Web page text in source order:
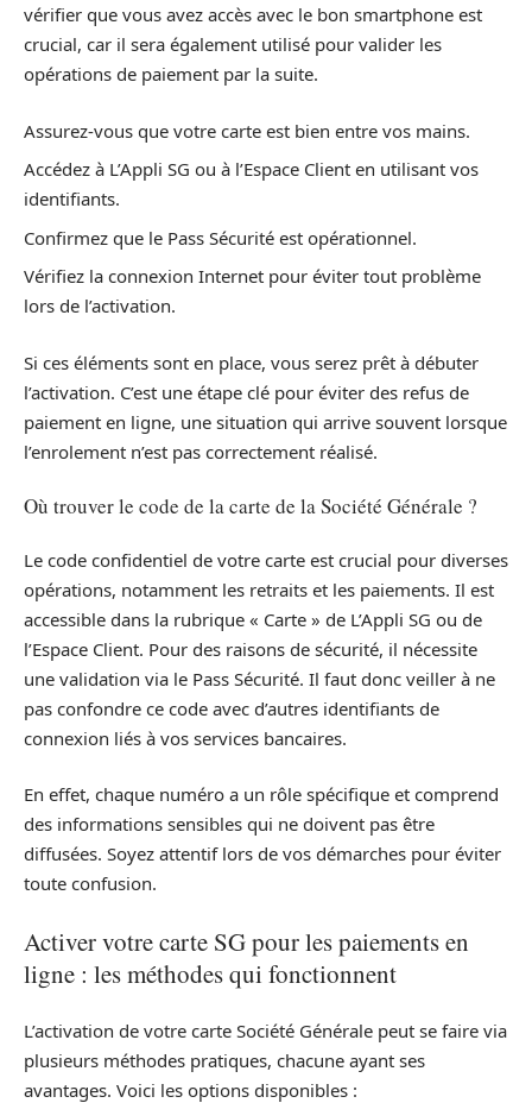
vérifier que vous avez accès avec le bon smartphone est
crucial, car il sera également utilisé pour valider les
opérations de paiement par la suite.
Assurez-vous que votre carte est bien entre vos mains.
Accédez à L’Appli SG ou à l’Espace Client en utilisant vos
identifiants.
Confirmez que le Pass Sécurité est opérationnel.
Vérifiez la connexion Internet pour éviter tout problème
lors de l’activation.
Si ces éléments sont en place, vous serez prêt à débuter
l’activation. C’est une étape clé pour éviter des refus de
paiement en ligne, une situation qui arrive souvent lorsque
l’enrolement n’est pas correctement réalisé.
Où trouver le code de la carte de la Société Générale ?
Le code confidentiel de votre carte est crucial pour diverses
opérations, notamment les retraits et les paiements. Il est
accessible dans la rubrique « Carte » de L’Appli SG ou de
l’Espace Client. Pour des raisons de sécurité, il nécessite
une validation via le Pass Sécurité. Il faut donc veiller à ne
pas confondre ce code avec d’autres identifiants de
connexion liés à vos services bancaires.
En effet, chaque numéro a un rôle spécifique et comprend
des informations sensibles qui ne doivent pas être
diffusées. Soyez attentif lors de vos démarches pour éviter
toute confusion.
Activer votre carte SG pour les paiements en
ligne : les méthodes qui fonctionnent
L’activation de votre carte Société Générale peut se faire via
plusieurs méthodes pratiques, chacune ayant ses
avantages. Voici les options disponibles :